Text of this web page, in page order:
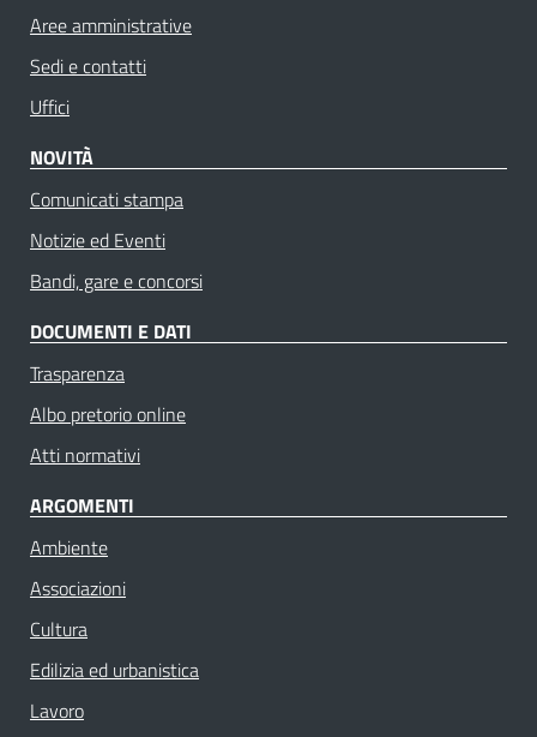
Aree amministrative
Sedi e contatti
Uffici
NOVITÀ
Comunicati stampa
Notizie ed Eventi
Bandi, gare e concorsi
DOCUMENTI E DATI
Trasparenza
Albo pretorio online
Atti normativi
ARGOMENTI
Ambiente
Associazioni
Cultura
Edilizia ed urbanistica
Lavoro